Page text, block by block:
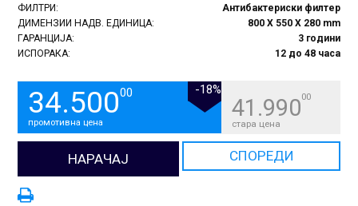
ФИЛТРИ:
Антибактериски филтер
ДИМЕНЗИИ НАДВ. ЕДИНИЦА:
800 X 550 X 280 mm
ГАРАНЦИЈА:
3 години
ИСПОРАКА:
12 до 48 часа
34.50000 -18%
промотивна цена
41.99000
стара цена
НАРАЧАЈ СПОРЕДИ